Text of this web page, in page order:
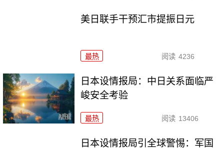
美日联手干预汇市提振日元
最热 阅读 4236
日本设情报局：中日关系面临严
峻安全考验
最热 阅读 13406
日本设情报局引全球警惕：军国